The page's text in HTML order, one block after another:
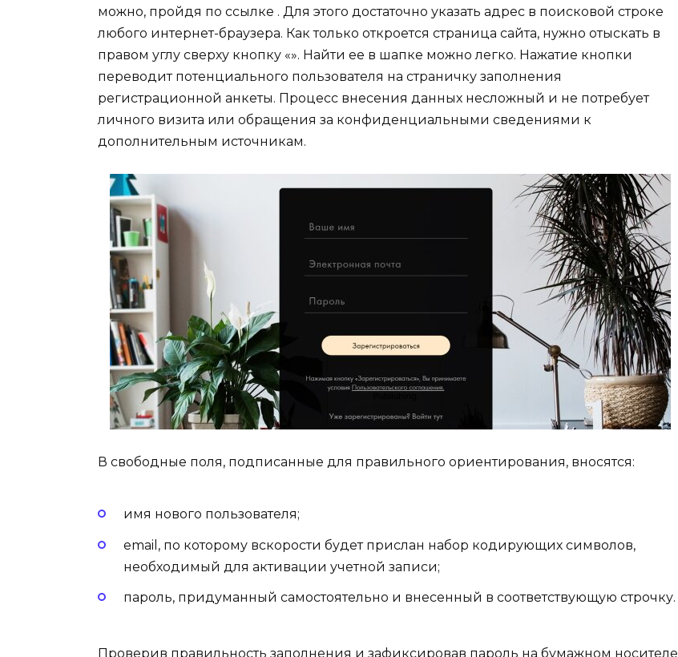
можно, пройдя по ссылке . Для этого достаточно указать адрес в поисковой строке
любого интернет-браузера. Как только откроется страница сайта, нужно отыскать в
правом углу сверху кнопку «». Найти ее в шапке можно легко. Нажатие кнопки
переводит потенциального пользователя на страничку заполнения
регистрационной анкеты. Процесс внесения данных несложный и не потребует
личного визита или обращения за конфиденциальными сведениями к
дополнительным источникам.
В свободные поля, подписанные для правильного ориентирования, вносятся:
имя нового пользователя;
email, по которому вскорости будет прислан набор кодирующих символов,
необходимый для активации учетной записи;
пароль, придуманный самостоятельно и внесенный в соответствующую строчку.
Проверив правильность заполнения и зафиксировав пароль на бумажном носителе